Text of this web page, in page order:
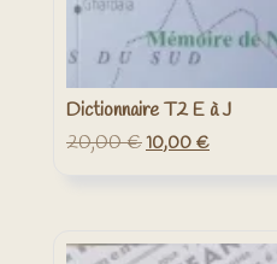
Dictionnaire T2 E à J
20,00€Le
10,00€Le